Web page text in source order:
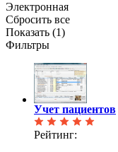
Электронная
Сбросить все
Показать (1)
Фильтры
Учет пациентов
Рейтинг: